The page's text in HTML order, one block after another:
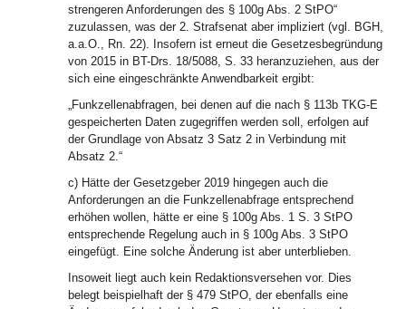
strengeren Anforderungen des § 100g Abs. 2 StPO“
zuzulassen, was der 2. Strafsenat aber impliziert (vgl. BGH,
a.a.O., Rn. 22). Insofern ist erneut die Gesetzesbegründung
von 2015 in BT-Drs. 18/5088, S. 33 heranzuziehen, aus der
sich eine eingeschränkte Anwendbarkeit ergibt:
„Funkzellenabfragen, bei denen auf die nach § 113b TKG-E
gespeicherten Daten zugegriffen werden soll, erfolgen auf
der Grundlage von Absatz 3 Satz 2 in Verbindung mit
Absatz 2.“
c) Hätte der Gesetzgeber 2019 hingegen auch die
Anforderungen an die Funkzellenabfrage entsprechend
erhöhen wollen, hätte er eine § 100g Abs. 1 S. 3 StPO
entsprechende Regelung auch in § 100g Abs. 3 StPO
eingefügt. Eine solche Änderung ist aber unterblieben.
Insoweit liegt auch kein Redaktionsversehen vor. Dies
belegt beispielhaft der § 479 StPO, der ebenfalls eine